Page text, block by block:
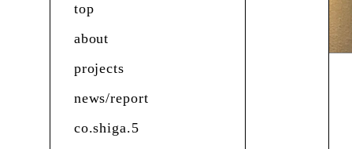
top
about
projects
news/report
co.shiga.5